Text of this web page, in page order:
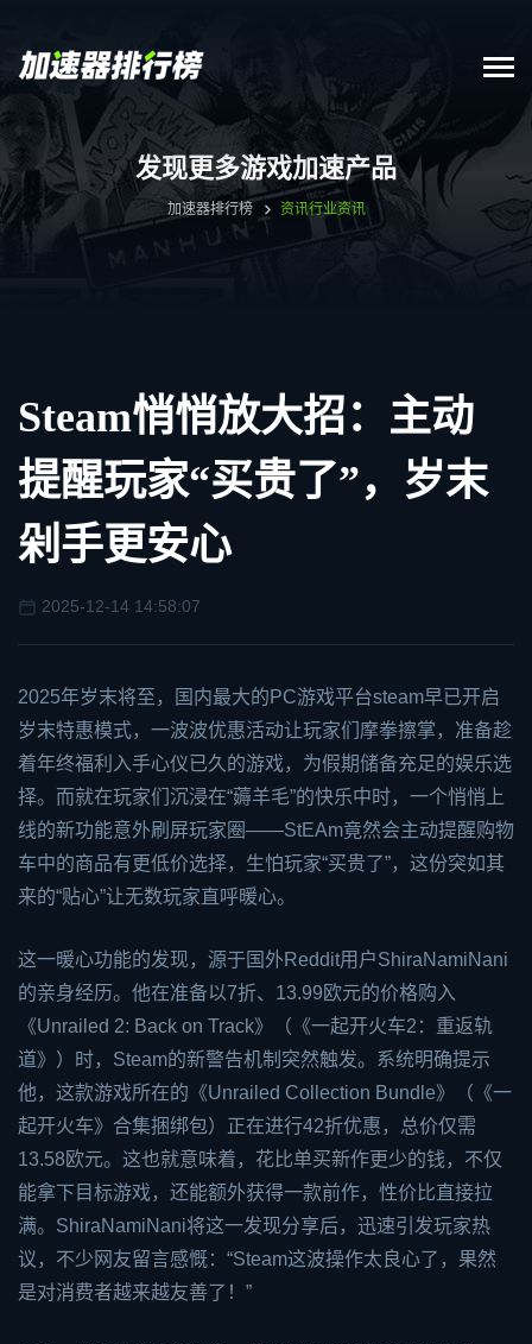
发现更多游戏加速产品
加速器排行榜 资讯行业资讯
Steam悄悄放大招：主动
提醒玩家“买贵了”，岁末
剁手更安心
2025-12-14 14:58:07
2025年岁末将至，国内最大的PC游戏平台steam早已开启
岁末特惠模式，一波波优惠活动让玩家们摩拳擦掌，准备趁
着年终福利入手心仪已久的游戏，为假期储备充足的娱乐选
择。而就在玩家们沉浸在“薅羊毛”的快乐中时，一个悄悄上
线的新功能意外刷屏玩家圈——StEAm竟然会主动提醒购物
车中的商品有更低价选择，生怕玩家“买贵了”，这份突如其
来的“贴心”让无数玩家直呼暖心。
这一暖心功能的发现，源于国外Reddit用户ShiraNamiNani
的亲身经历。他在准备以7折、13.99欧元的价格购入
《Unrailed 2: Back on Track》（《一起开火车2：重返轨
道》）时，Steam的新警告机制突然触发。系统明确提示
他，这款游戏所在的《Unrailed Collection Bundle》（《一
起开火车》合集捆绑包）正在进行42折优惠，总价仅需
13.58欧元。这也就意味着，花比单买新作更少的钱，不仅
能拿下目标游戏，还能额外获得一款前作，性价比直接拉
满。ShiraNamiNani将这一发现分享后，迅速引发玩家热
议，不少网友留言感慨：“Steam这波操作太良心了，果然
是对消费者越来越友善了！”